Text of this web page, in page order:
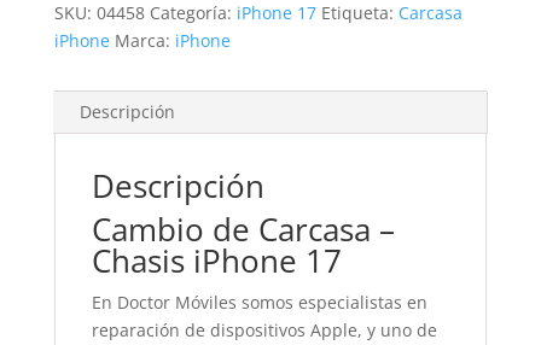
SKU: 04458 Categoría: iPhone 17 Etiqueta: Carcasa
iPhone Marca: iPhone
Descripción
Descripción
Cambio de Carcasa –
Chasis iPhone 17
En Doctor Móviles somos especialistas en
reparación de dispositivos Apple, y uno de